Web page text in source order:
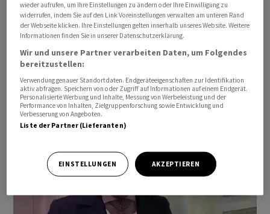
Andreas Lichtensteiger, CEO Vermögenspartner
wieder aufrufen, um Ihre Einstellungen zu ändern oder Ihre Einwilligung zu
widerrufen, indem Sie auf den Link Voreinstellungen verwalten am unteren Rand
der Webseite klicken. Ihre Einstellungen gelten innerhalb unseres Website. Weitere
Informationen finden Sie in unserer Datenschutzerklärung.
Wir und unsere Partner verarbeiten Daten, um Folgendes
bereitzustellen:
Verwendung genauer Standortdaten. Endgeräteeigenschaften zur Identifikation
aktiv abfragen. Speichern von oder Zugriff auf Informationen auf einem Endgerät.
Personalisierte Werbung und Inhalte, Messung von Werbeleistung und der
Performance von Inhalten, Zielgruppenforschung sowie Entwicklung und
Verbesserung von Angeboten.
Liste der Partner (Lieferanten)
EINSTELLUNGEN AKZEPTIEREN